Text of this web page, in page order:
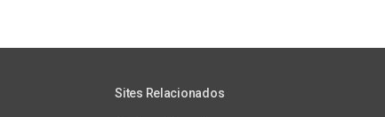
Sites Relacionados